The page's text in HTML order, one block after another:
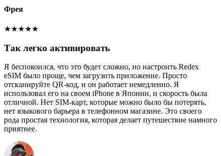
Фрея
★★★★★
Так легко активировать
Я беспокоился, что это будет сложно, но настроить Redex
eSIM было проще, чем загрузить приложение. Просто
отсканируйте QR-код, и он работает немедленно. Я
использовал его на своем iPhone в Японии, и скорость была
отличной. Нет SIM-карт, которые можно было бы потерять,
нет языкового барьера в телефонном магазине. Это своего
рода простая технология, которая делает путешествие намного
приятнее.